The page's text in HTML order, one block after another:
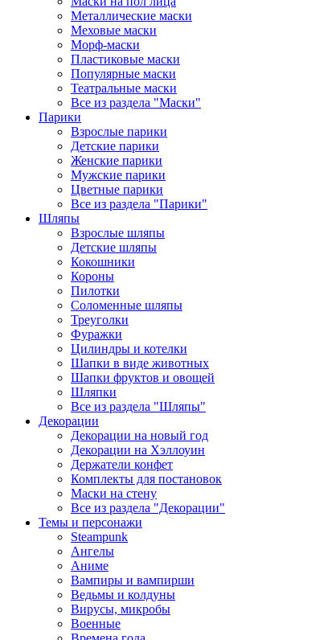
Металлические маски
Меховые маски
Морф-маски
Пластиковые маски
Популярные маски
Театральные маски
Все из раздела "Маски"
Парики
Взрослые парики
Детские парики
Женские парики
Мужские парики
Цветные парики
Все из раздела "Парики"
Шляпы
Взрослые шляпы
Детские шляпы
Кокошники
Короны
Пилотки
Соломенные шляпы
Треуголки
Фуражки
Цилиндры и котелки
Шапки в виде животных
Шапки фруктов и овощей
Шляпки
Все из раздела "Шляпы"
Декорации
Декорации на новый год
Декорации на Хэллоуин
Держатели конфет
Комплекты для постановок
Маски на стену
Все из раздела "Декорации"
Темы и персонажи
Steampunk
Ангелы
Аниме
Вампиры и вампирши
Ведьмы и колдуны
Вирусы, микробы
Военные